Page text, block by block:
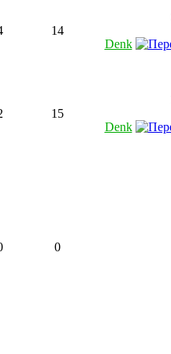
14
Denk
15
Denk
0